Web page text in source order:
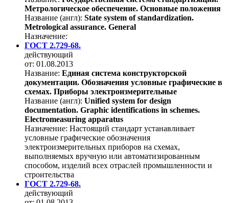
Метрологическое обеспечение. Основные положения
Название (англ): State system of standardization.
Metrological assurance. General
Назначение:
ГОСТ 2.729-68.
действующий
от: 01.08.2013
Название: Единая система конструкторской
документации. Обозначения условные графические в
схемах. Приборы электроизмерительные
Название (англ): Unified system for design
documentation. Graphic identifications in schemes.
Electromeasuring apparatus
Назначение: Настоящий стандарт устанавливает
условные графические обозначения
электроизмерительных приборов на схемах,
выполняемых вручную или автоматизированным
способом, изделий всех отраслей промышленности и
строительства
ГОСТ 2.729-68.
действующий